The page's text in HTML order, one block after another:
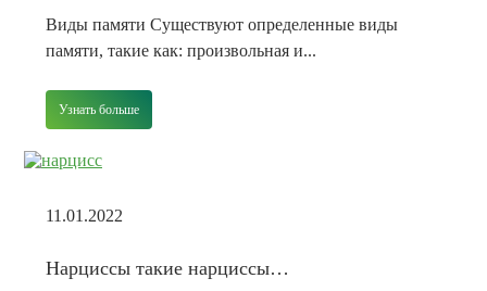
Виды памяти Существуют определенные виды
памяти, такие как: произвольная и...
Узнать больше
11.01.2022
Нарциссы такие нарциссы…